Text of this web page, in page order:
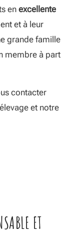
en excellente
et à leur
grande famille
membre à part
contacter
et notre
ET